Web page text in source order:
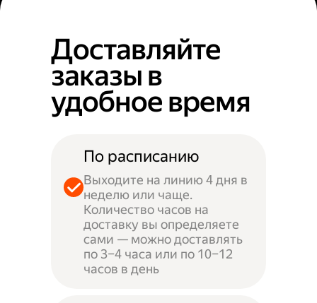
Доставляйте
заказы в
удобное время
По расписанию
Выходите на линию 4 дня в
неделю или чаще.
Количество часов на
доставку вы определяете
сами — можно доставлять
по 3–4 часа или по 10–12
часов в день